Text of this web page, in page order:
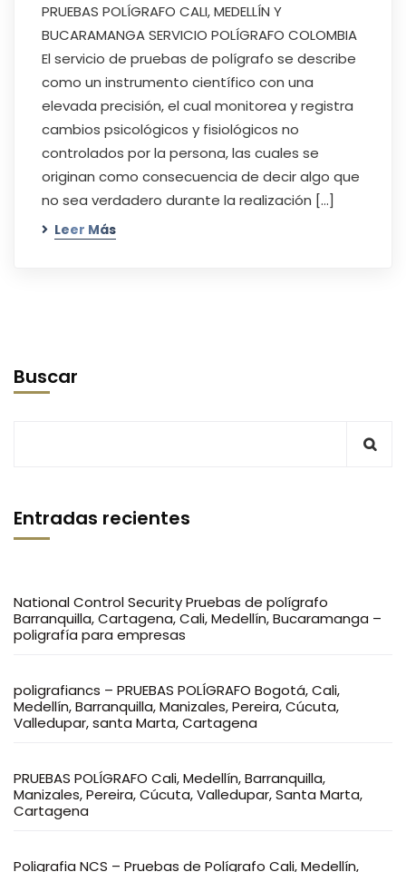
PRUEBAS POLÍGRAFO CALI, MEDELLÍN Y
BUCARAMANGA SERVICIO POLÍGRAFO COLOMBIA
El servicio de pruebas de polígrafo se describe
como un instrumento científico con una
elevada precisión, el cual monitorea y registra
cambios psicológicos y fisiológicos no
controlados por la persona, las cuales se
originan como consecuencia de decir algo que
no sea verdadero durante la realización […]
Leer Más
Buscar
Entradas recientes
National Control Security Pruebas de polígrafo
Barranquilla, Cartagena, Cali, Medellín, Bucaramanga –
poligrafía para empresas
poligrafiancs – PRUEBAS POLÍGRAFO Bogotá, Cali,
Medellín, Barranquilla, Manizales, Pereira, Cúcuta,
Valledupar, santa Marta, Cartagena
PRUEBAS POLÍGRAFO Cali, Medellín, Barranquilla,
Manizales, Pereira, Cúcuta, Valledupar, Santa Marta,
Cartagena
Poligrafia NCS – Pruebas de Polígrafo Cali, Medellín,